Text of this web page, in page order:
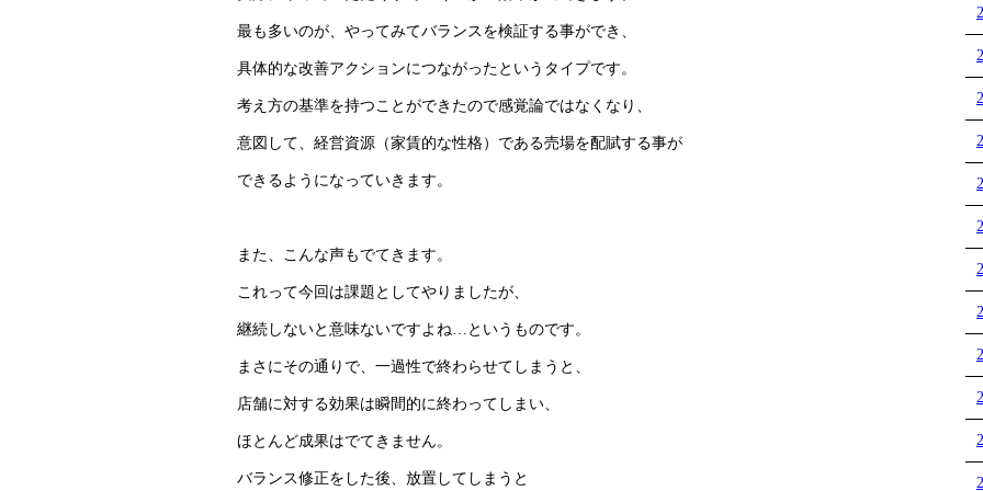
最も多いのが、やってみてバランスを検証する事ができ、
具体的な改善アクションにつながったというタイプです。
考え方の基準を持つことができたので感覚論ではなくなり、
意図して、経営資源（家賃的な性格）である売場を配賦する事が
できるようになっていきます。
また、こんな声もでてきます。
これって今回は課題としてやりましたが、
継続しないと意味ないですよね…というものです。
まさにその通りで、一過性で終わらせてしまうと、
店舗に対する効果は瞬間的に終わってしまい、
ほとんど成果はでてきません。
バランス修正をした後、放置してしまうと